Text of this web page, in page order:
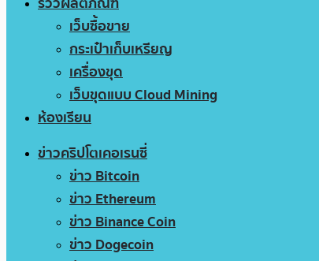
เว็บซื้อขาย
กระเป๋าเก็บเหรียญ
เครื่องขุด
เว็บขุดแบบ Cloud Mining
ห้องเรียน
ข่าวคริปโตเคอเรนซี่
ข่าว Bitcoin
ข่าว Ethereum
ข่าว Binance Coin
ข่าว Dogecoin